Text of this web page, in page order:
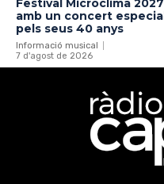
Festival Microclima 2027
amb un concert especial
pels seus 40 anys
Informació musical
7 d'agost de 2026